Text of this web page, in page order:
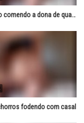
Cachorro comendo a dona de quatro
fodendo com casal